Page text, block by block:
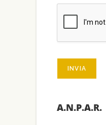
INVIA
A.N.P.A.R.